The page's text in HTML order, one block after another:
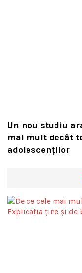
Un nou studiu
mai mult decât
adolescenților